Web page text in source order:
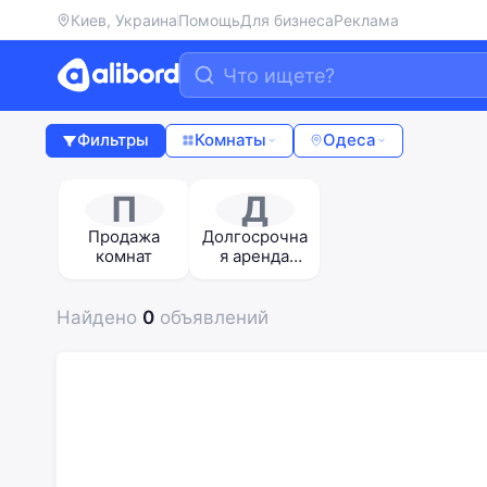
Киев, УкраинаПомощьДля бизнесаРеклама
Фильтры Комнаты Одеса
П
Продажа
комнат
Д
Долгосрочна
я аренда
Найдено 0 объявлений